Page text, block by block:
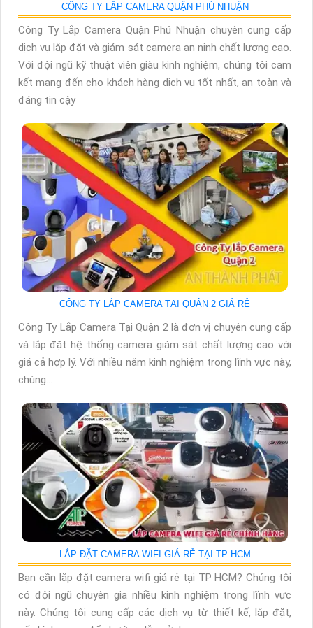
CÔNG TY LẮP CAMERA QUẬN PHÚ NHUẬN
Công Ty Lắp Camera Quận Phú Nhuận chuyên cung cấp
dịch vụ lắp đặt và giám sát camera an ninh chất lượng cao.
Với đội ngũ kỹ thuật viên giàu kinh nghiệm, chúng tôi cam
kết mang đến cho khách hàng dịch vụ tốt nhất, an toàn và
đáng tin cậy
CÔNG TY LẮP CAMERA TẠI QUẬN 2 GIÁ RẺ
Công Ty Lắp Camera Tại Quận 2 là đơn vị chuyên cung cấp
và lắp đặt hệ thống camera giám sát chất lượng cao với
giá cả hợp lý. Với nhiều năm kinh nghiệm trong lĩnh vực này,
chúng...
LẮP ĐẶT CAMERA WIFI GIÁ RẺ TẠI TP HCM
Bạn cần lắp đặt camera wifi giá rẻ tại TP HCM? Chúng tôi
có đội ngũ chuyên gia nhiều kinh nghiệm trong lĩnh vực
này. Chúng tôi cung cấp các dịch vụ từ thiết kế, lắp đặt,